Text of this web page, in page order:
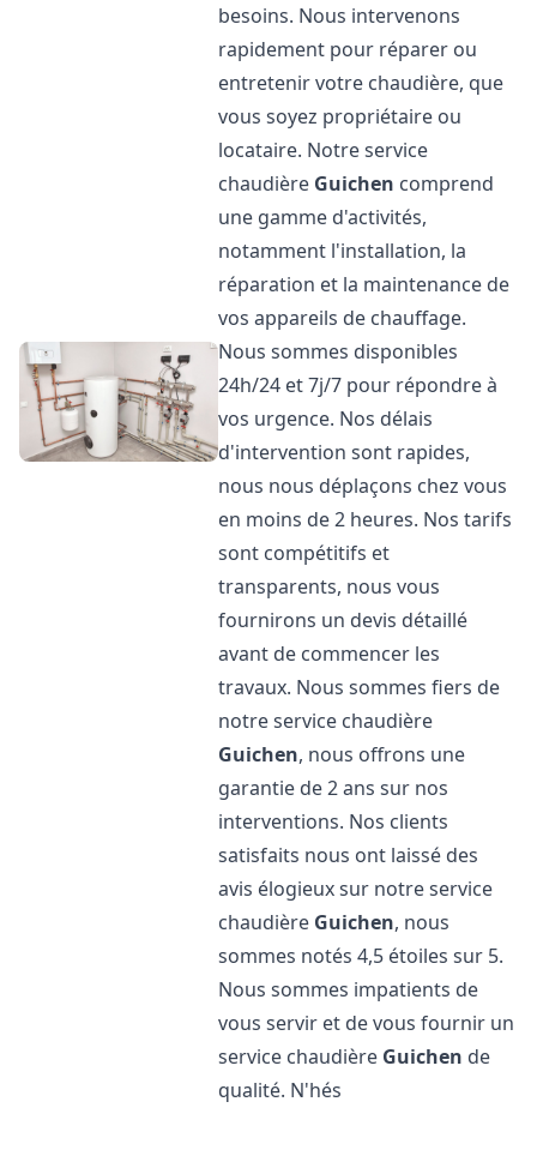
besoins. Nous intervenons
rapidement pour réparer ou
entretenir votre chaudière, que
vous soyez propriétaire ou
locataire. Notre service
chaudière Guichen comprend
une gamme d'activités,
notamment l'installation, la
réparation et la maintenance de
vos appareils de chauffage.
Nous sommes disponibles
24h/24 et 7j/7 pour répondre à
vos urgence. Nos délais
d'intervention sont rapides,
nous nous déplaçons chez vous
en moins de 2 heures. Nos tarifs
sont compétitifs et
transparents, nous vous
fournirons un devis détaillé
avant de commencer les
travaux. Nous sommes fiers de
notre service chaudière
Guichen, nous offrons une
garantie de 2 ans sur nos
interventions. Nos clients
satisfaits nous ont laissé des
avis élogieux sur notre service
chaudière Guichen, nous
sommes notés 4,5 étoiles sur 5.
Nous sommes impatients de
vous servir et de vous fournir un
service chaudière Guichen de
qualité. N'hés